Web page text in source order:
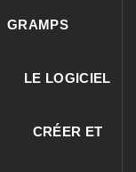
GRAMPS
LE LOGICIEL
CRÉER ET